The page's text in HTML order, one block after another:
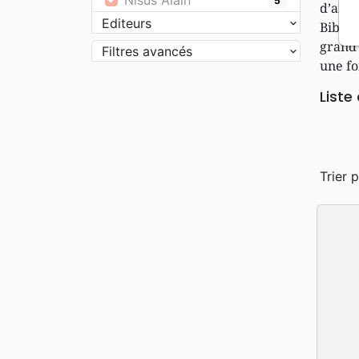
Editeurs
Filtres avancés
Bible
une
Trier